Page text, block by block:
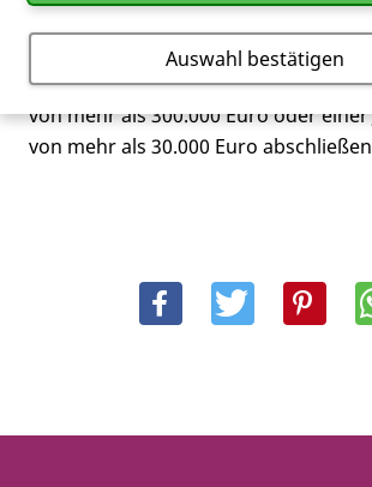
eine Lebens-, Berufs-, Erwerbs- oder
Pflegeversicherung mit einer
von mehr als 300.000 Euro oder
von mehr als 30.000 Euro
Auswahl bestätigen